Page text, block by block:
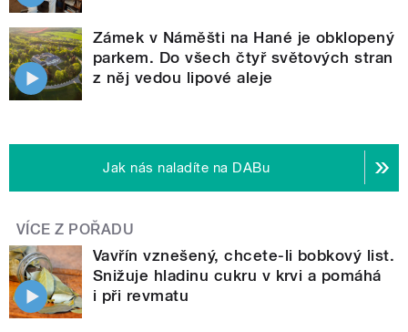
Zámek v Náměšti na Hané je obklopený
parkem. Do všech čtyř světových stran
z něj vedou lipové aleje
Jak nás naladíte na DABu
VÍCE Z POŘADU
Vavřín vznešený, chcete-li bobkový list.
Snižuje hladinu cukru v krvi a pomáhá
i při revmatu